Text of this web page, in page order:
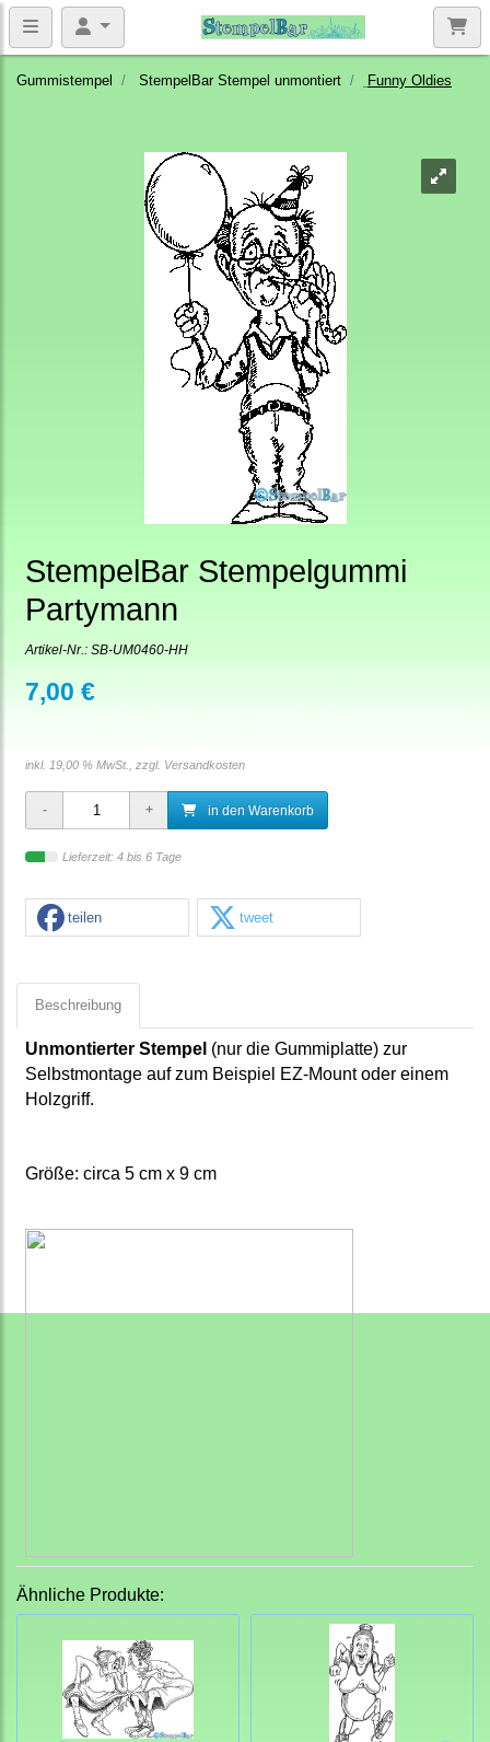
Gummistempel StempelBar Stempel unmontiert Funny Oldies
StempelBar Stempelgummi
Partymann
Artikel-Nr.: SB-UM0460-HH
7,00 €
inkl. 19,00 % MwSt., zzgl. Versandkosten
in den Warenkorb
Lieferzeit: 4 bis 6 Tage
teilen tweet
Beschreibung
Unmontierter Stempel (nur die Gummiplatte) zur
Selbstmontage auf zum Beispiel EZ-Mount oder einem
Holzgriff.
Größe: circa 5 cm x 9 cm
Ähnliche Produkte: